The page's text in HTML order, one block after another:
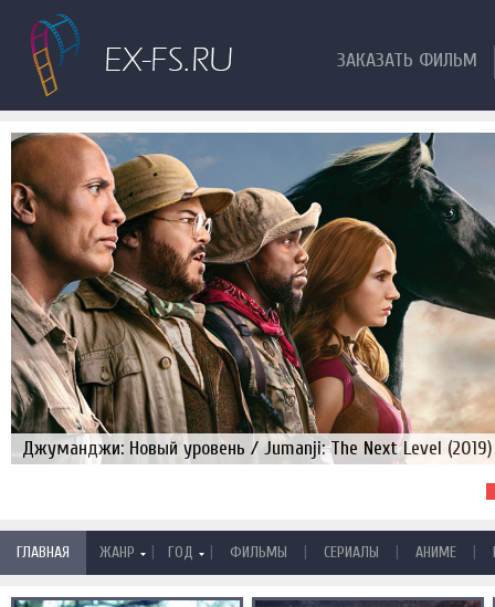
ЗАКАЗАТЬ ФИЛЬМ
Джуманджи: Новый уровень / Jumanji: The Next Level (2019)
ГЛАВНАЯ ЖАНР | ГОД | ФИЛЬМЫ | СЕРИАЛЫ | АНИМЕ |